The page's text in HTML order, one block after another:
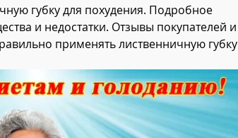
губку для похудения. Подробное
и недостатки. Отзывы покупателей и
применять лиственничную губку